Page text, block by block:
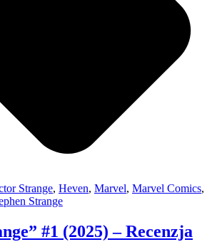
Strange, Heven, Marvel, Marvel Comics,
Strange
#1 (2025) – Recenzja